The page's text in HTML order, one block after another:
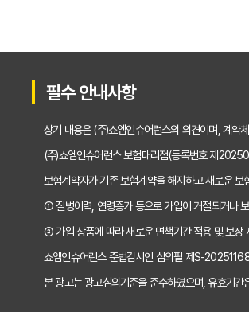
"나만 몰랐네?" 운전자보
"교통사고, 이제 두렵지
2025년, 운전자보험 비
운전자보험 비교사이트
필수 안내사항
상기 내용은 (주)쇼엠인슈어런스의 의견이며, 계약
(주)쇼엠인슈어런스 보험대리점(등록번호 제
보험계약자가 기존 보험계약을 해지하고 새로운 보
① 질병이력, 연령증가 등으로 가입이 거절되거나
② 가입 상품에 따라 새로운 면책기간 적용 및 보장
쇼엠인슈어런스 준법감시인 심의필 제S-
본 광고는 광고심의기준을 준수하였으며, 유효기간